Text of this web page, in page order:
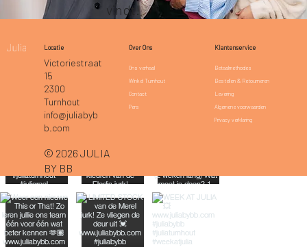
vindt!
Locatie
Victoriestraat
15
2300
Turnhout
info@juliabyb
b.com
© 2026 JULIA
BY BB
Over Ons
Ons verhaal
Winkel Turnhout
Contact
Pers
Klantenservice
Betaalmethodes
Bestellen & Retourneren
Levering
Algemene voorwaarden
Privacy verklaring